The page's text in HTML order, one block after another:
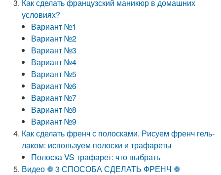
Как сделать французский маникюр в домашних
условиях?
Вариант №1
Вариант №2
Вариант №3
Вариант №4
Вариант №5
Вариант №6
Вариант №7
Вариант №8
Вариант №9
Как сделать френч с полосками. Рисуем френч гель-
лаком: используем полоски и трафареты
Полоска VS трафарет: что выбрать
Видео ❁ 3 СПОСОБА СДЕЛАТЬ ФРЕНЧ ❁